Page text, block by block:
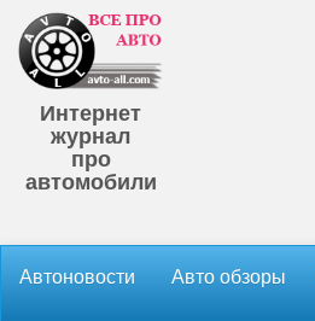
Интернет
журнал
про
автомобили
Автоновости Авто обзоры